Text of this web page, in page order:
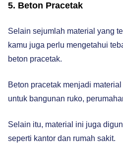
5. Beton Pracetak
Selain sejumlah material yang
kamu juga perlu mengetahui
beton pracetak.
Beton pracetak menjadi
untuk bangunan ruko,
Selain itu, material ini juga
seperti kantor dan rumah sakit.